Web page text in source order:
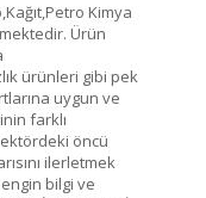
Kimya
Ürün
ürünleri gibi pek
uygun ve
farklı
öncü
ilerletmek
bilgi ve